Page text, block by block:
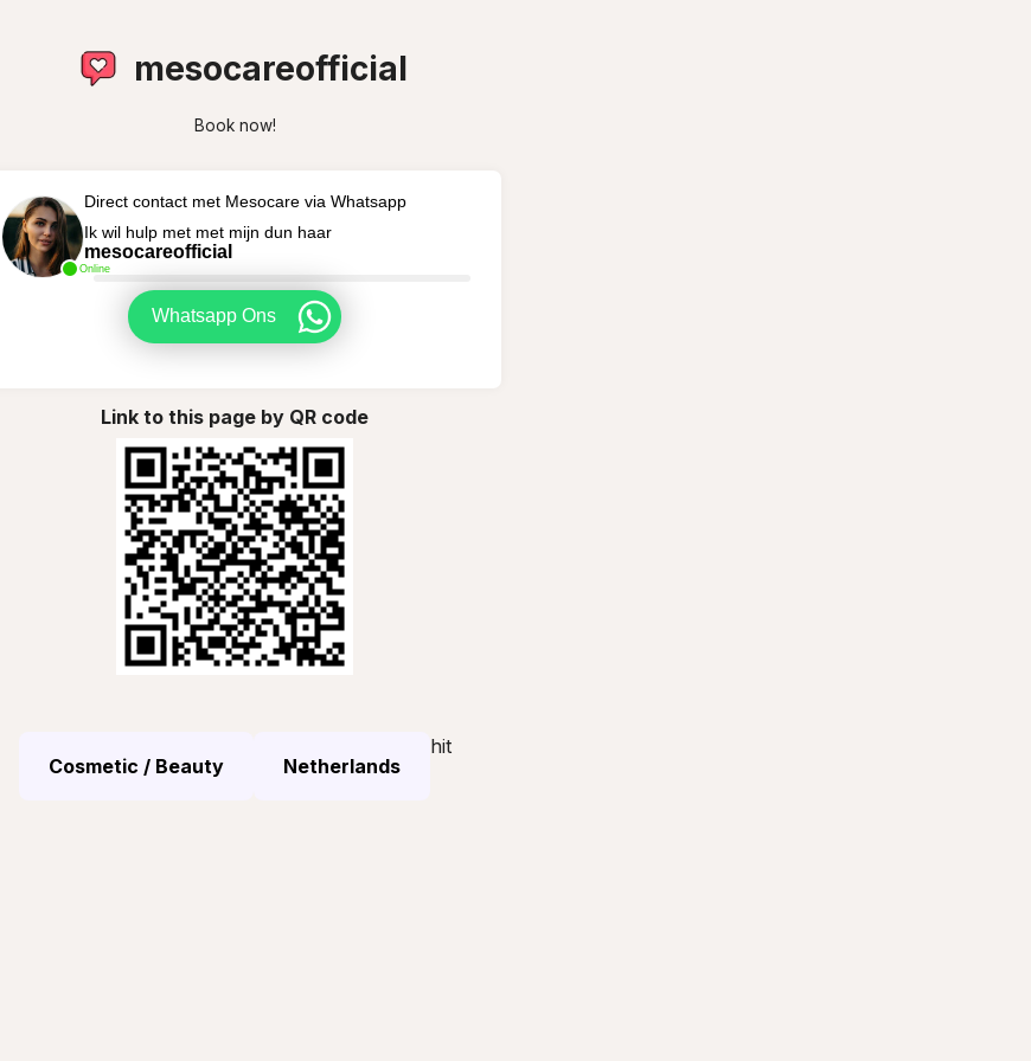
mesocareofficial
Book now!
Online
Direct contact met Mesocare via Whatsapp
Ik wil hulp met met mijn dun haar
mesocareofficial
Whatsapp Ons
Link to this page by QR code
Cosmetic / Beauty Netherlands
hit